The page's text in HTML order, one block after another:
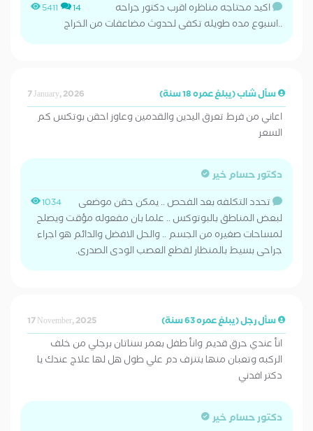
5411 14
اكيد محتاجه مناظره اقرب دكتور جراحه
..اسبوع مده طويله تكفى لحدوث مضاعفات من الخراج
سأل شاب (يبلغ عمره 18 سنة) 7 January, 2026
اعاني من فرط تعرق اليدين والقدمين وعاوز احقن بوتكس كم
السعر
دكتور حسام خير
1034
تحدد التكلفه بعد الفحص .. يمكن حقن موضعى
لبعض المناطق بالبوتوكس .. علما بان مفعوله مؤقت ويصلح
لمساحات صغيره من الجسم .. والحل الافضل والدائم هو اجراء
جراحى بسيط بالمنظار لقطع العصب الودى الصدرى.
سأل رجل (يبلغ عمره 63 سنة) 17 November, 2025
انأ عندي حرق قديم وانأ طفل بعمر سناتان برجلي من خلف
الركبه وتعبان منها بتنزف دم علي طول هل لها علاج عندك يا
دكتر افدني
دكتور حسام خير